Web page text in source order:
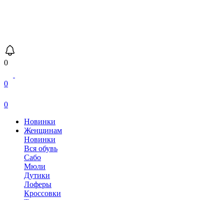
0
0
0
Новинки
Женщинам
Новинки
Вся обувь
Сабо
Мюли
Дутики
Лоферы
Кроссовки